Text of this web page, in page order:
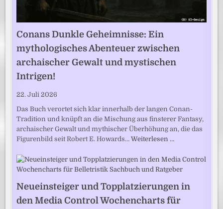
Conans Dunkle Geheimnisse: Ein
mythologisches Abenteuer zwischen
archaischer Gewalt und mystischen
Intrigen!
22. Juli 2026
Das Buch verortet sich klar innerhalb der langen Conan-
Tradition und knüpft an die Mischung aus finsterer Fantasy,
archaischer Gewalt und mythischer Überhöhung an, die das
Figurenbild seit Robert E. Howards…Weiterlesen …
Neueinsteiger und Topplatzierungen in
den Media Control Wochencharts für